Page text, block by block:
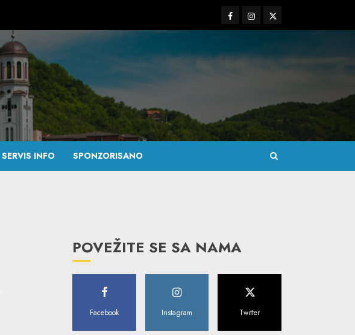
FacebookInstagram
Twitter
SERVIS INFO SPONZORISANO
POVEŽITE SE SA NAMA
Facebook Instagram Twitter